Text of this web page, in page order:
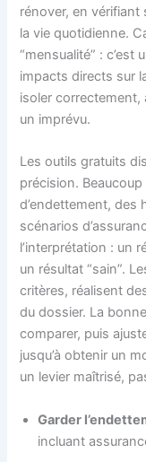
rénover, en
la vie quotidienne.
“mensualité” :
impacts directs sur
isoler correctement,
un imprévu.
Les outils gratuits
précision.
d’endettement, des
scénarios
l’interprétation : un
un résultat “sain”.
critères, réalisent
du dossier. La
comparer, puis
jusqu’à obtenir un
un levier maîtrisé,
Garder
incluant